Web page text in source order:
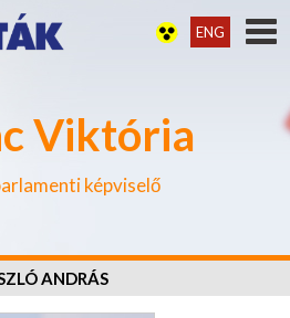
Viktória
képviselő
ENG
ANDRÁS